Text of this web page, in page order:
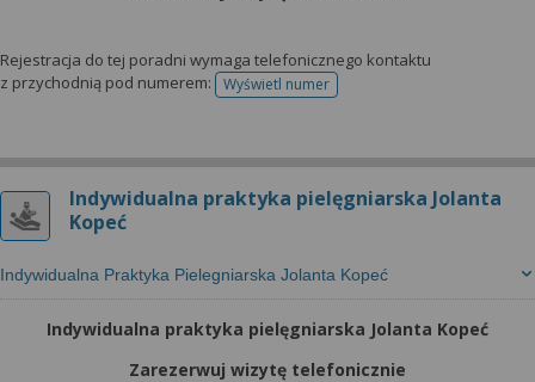
Rejestracja do tej poradni wymaga telefonicznego kontaktu
z przychodnią pod numerem:
Wyświetl numertelefonu do rejestracji
Indywidualna praktyka pielęgniarska Jolanta
Kopeć
Indywidualna Praktyka Pielegniarska Jolanta Kopeć
Indywidualna praktyka pielęgniarska Jolanta Kopeć
Zarezerwuj wizytę telefonicznie